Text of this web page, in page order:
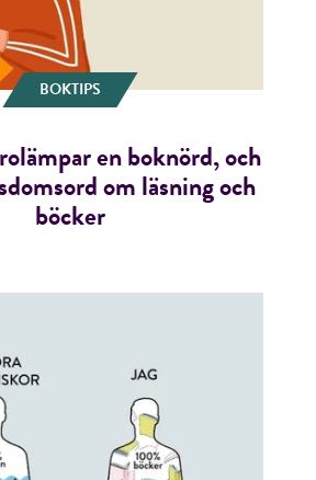
BOKTIPS
en boknörd, och
om läsning och
böcker